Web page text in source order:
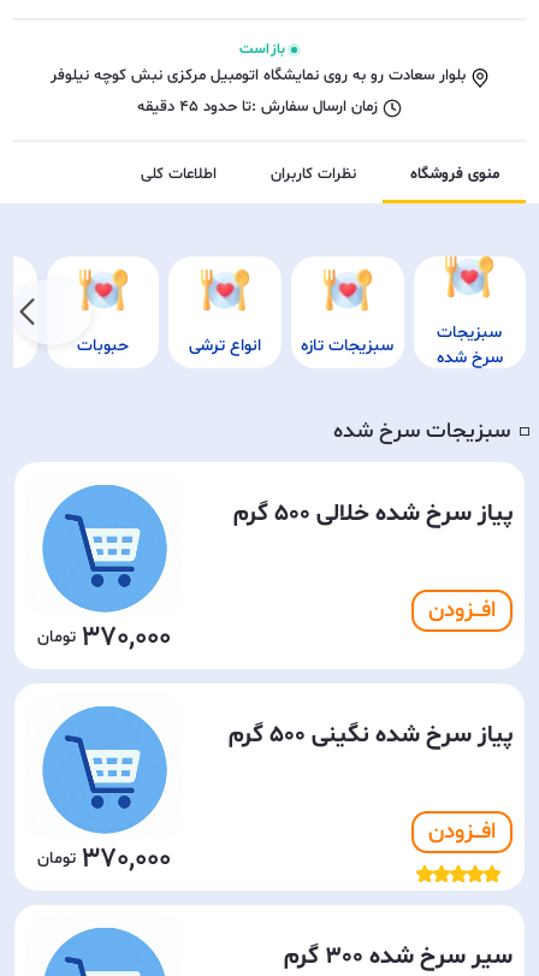
باز است
بلوار سعادت رو به روی نمایشگاه اتومبیل مرکزی نبش کوچه نیلوفر
زمان ارسال سفارش :تا حدود 45 دقیقه
منوی فروشگاه نظرات کاربران اطلاعات کلی
سبزیجات
سرخ شده
سبزیجات تازه انواع ترشی حبوبات
◽️ سبزیجات سرخ شده
پیاز سرخ شده خلالی 500 گرم
افـــزودن
370,000
پیاز سرخ شده نگینی 500 گرم
افـــزودن
370,000
سیر سرخ شده 300 گرم